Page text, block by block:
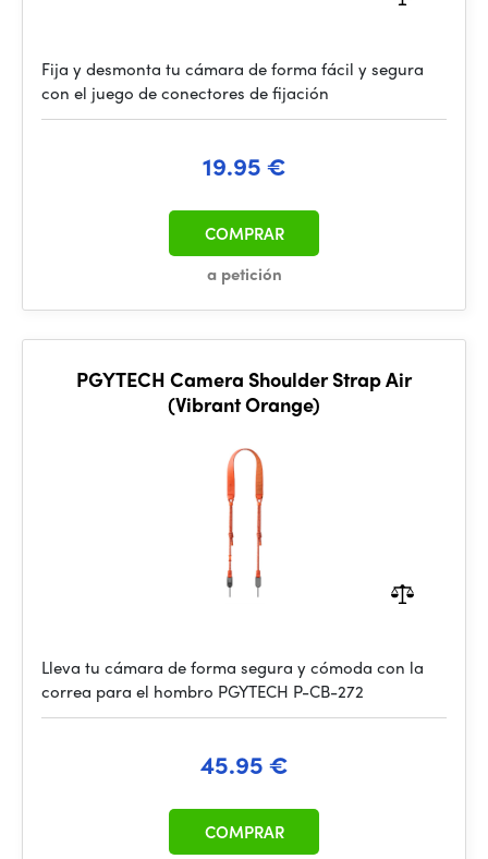
Fija y desmonta tu cámara de forma fácil y segura
con el juego de conectores de fijación
19.95 €
a petición
COMPRAR
PGYTECH Camera Shoulder Strap Air
(Vibrant Orange)
Lleva tu cámara de forma segura y cómoda con la
correa para el hombro PGYTECH P-CB-272
45.95 €
COMPRAR